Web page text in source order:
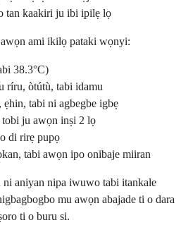
tan kaakiri ju ibi ipilẹ lọ
ami ikilọ pataki wọnyi:
38.3°C)
ríru, òtútù, tabi idamu
tabi ni agbegbe igbẹ
ju awọn inṣi 2 lọ
di rirẹ pupọ
tabi awọn ipo onibaje miiran
aniyan nipa iwuwo tabi itankale
mu awọn abajade ti o dara
ti o buru si.